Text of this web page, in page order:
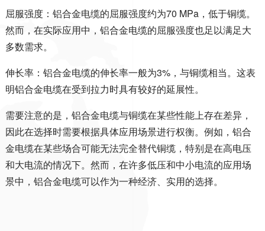
屈服强度：铝合金电缆的屈服强度约为70 MPa，低于铜缆。
然而，在实际应用中，铝合金电缆的屈服强度也足以满足大
多数需求。
伸长率：铝合金电缆的伸长率一般为3%，与铜缆相当。这表
明铝合金电缆在受到拉力时具有较好的延展性。
需要注意的是，铝合金电缆与铜缆在某些性能上存在差异，
因此在选择时需要根据具体应用场景进行权衡。例如，铝合
金电缆在某些场合可能无法完全替代铜缆，特别是在高电压
和大电流的情况下。然而，在许多低压和中小电流的应用场
景中，铝合金电缆可以作为一种经济、实用的选择。